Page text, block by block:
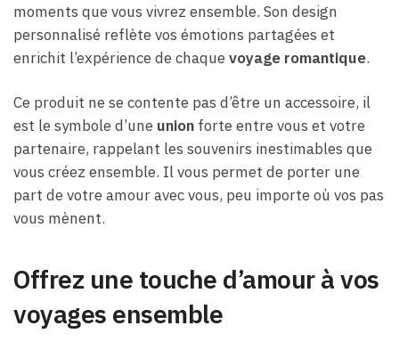
moments que vous vivrez ensemble. Son design
personnalisé reflète vos émotions partagées et
enrichit l’expérience de chaquevoyage romantique.
Ce produit ne se contente pas d’être un accessoire, il
est le symbole d’une union forte entre vous et votre
partenaire, rappelant les souvenirs inestimables que
vous créez ensemble. Il vous permet de porter une
part de votre amour avec vous, peu importe où vos pas
vous mènent.
Offrez une touche d’amour à vos
voyages ensemble